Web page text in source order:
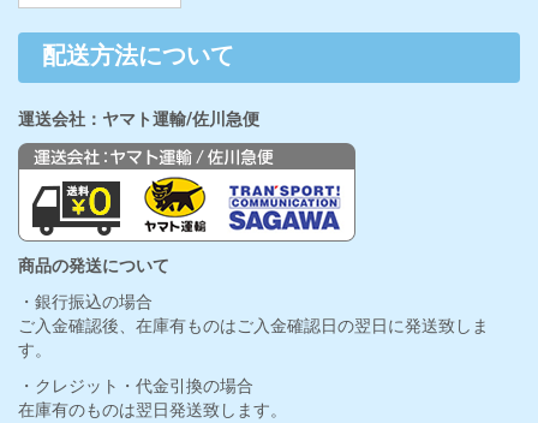
配送方法について
運送会社：ヤマト運輸/佐川急便
商品の発送について
・銀行振込の場合
ご入金確認後、在庫有ものはご入金確認日の翌日に発送致しま
す。
・クレジット・代金引換の場合
在庫有のものは翌日発送致します。